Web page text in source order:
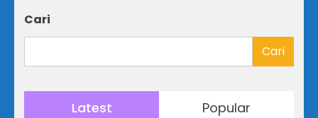
Cari
Cari
Latest Popular